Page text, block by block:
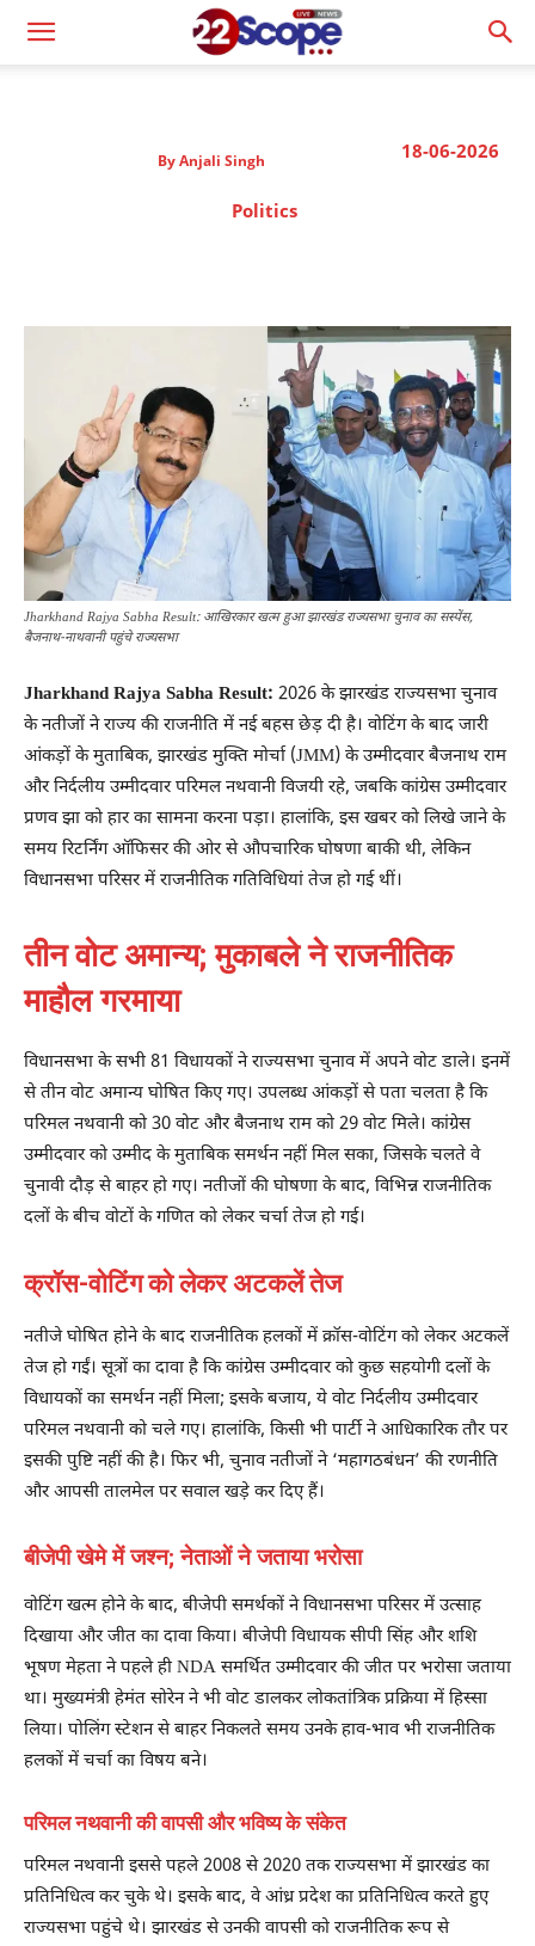
18-06-2026
By Anjali Singh
Politics
Jharkhand Rajya Sabha Result: आखिरकार खत्म हुआ झारखंड राज्यसभा चुनाव का सस्पेंस,
बैजनाथ-नाथवानी पहुंचे राज्यसभा
Jharkhand Rajya Sabha Result: 2026 के झारखंड राज्यसभा चुनाव
के नतीजों ने राज्य की राजनीति में नई बहस छेड़ दी है। वोटिंग के बाद जारी
आंकड़ों के मुताबिक, झारखंड मुक्ति मोर्चा (JMM) के उम्मीदवार बैजनाथ राम
और निर्दलीय उम्मीदवार परिमल नथवानी विजयी रहे, जबकि कांग्रेस उम्मीदवार
प्रणव झा को हार का सामना करना पड़ा। हालांकि, इस खबर को लिखे जाने के
समय रिटर्निंग ऑफिसर की ओर से औपचारिक घोषणा बाकी थी, लेकिन
विधानसभा परिसर में राजनीतिक गतिविधियां तेज हो गई थीं।
तीन वोट अमान्य; मुकाबले ने राजनीतिक
माहौल गरमाया
विधानसभा के सभी 81 विधायकों ने राज्यसभा चुनाव में अपने वोट डाले। इनमें
से तीन वोट अमान्य घोषित किए गए। उपलब्ध आंकड़ों से पता चलता है कि
परिमल नथवानी को 30 वोट और बैजनाथ राम को 29 वोट मिले। कांग्रेस
उम्मीदवार को उम्मीद के मुताबिक समर्थन नहीं मिल सका, जिसके चलते वे
चुनावी दौड़ से बाहर हो गए। नतीजों की घोषणा के बाद, विभिन्न राजनीतिक
दलों के बीच वोटों के गणित को लेकर चर्चा तेज हो गई।
क्रॉस-वोटिंग को लेकर अटकलें तेज
नतीजे घोषित होने के बाद राजनीतिक हलकों में क्रॉस-वोटिंग को लेकर अटकलें
तेज हो गईं। सूत्रों का दावा है कि कांग्रेस उम्मीदवार को कुछ सहयोगी दलों के
विधायकों का समर्थन नहीं मिला; इसके बजाय, ये वोट निर्दलीय उम्मीदवार
परिमल नथवानी को चले गए। हालांकि, किसी भी पार्टी ने आधिकारिक तौर पर
इसकी पुष्टि नहीं की है। फिर भी, चुनाव नतीजों ने ‘महागठबंधन’ की रणनीति
और आपसी तालमेल पर सवाल खड़े कर दिए हैं।
बीजेपी खेमे में जश्न; नेताओं ने जताया भरोसा
वोटिंग खत्म होने के बाद, बीजेपी समर्थकों ने विधानसभा परिसर में उत्साह
दिखाया और जीत का दावा किया। बीजेपी विधायक सीपी सिंह और शशि
भूषण मेहता ने पहले ही NDA समर्थित उम्मीदवार की जीत पर भरोसा जताया
था। मुख्यमंत्री हेमंत सोरेन ने भी वोट डालकर लोकतांत्रिक प्रक्रिया में हिस्सा
लिया। पोलिंग स्टेशन से बाहर निकलते समय उनके हाव-भाव भी राजनीतिक
हलकों में चर्चा का विषय बने।
परिमल नथवानी की वापसी और भविष्य के संकेत
परिमल नथवानी इससे पहले 2008 से 2020 तक राज्यसभा में झारखंड का
प्रतिनिधित्व कर चुके थे। इसके बाद, वे आंध्र प्रदेश का प्रतिनिधित्व करते हुए
राज्यसभा पहुंचे थे। झारखंड से उनकी वापसी को राजनीतिक रूप से